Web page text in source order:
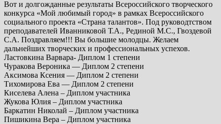
Вот и долгожданные результаты Всероссийского творческого
конкурса «Мой любимый город» в рамках Всероссийского
социального проекта «Страна талантов». Под руководтством
преподавателей Иванниковой Т.А., Рединой М.С., Гвоздевой
С.А. Поздравляем!!! Вы большие молодцы. Желаем
дальнейших творческих и профессиональных успехов.
Ластовкина Варвара- Диплом 1 степени
Чуракова Вероника — Диплом 2 степени
Аксимова Ксения — Диплом 2 степени
Тихомирова Ева — Диплом 2 степени
Киселева Алена – Диплом участника
Жукова Юлия – Диплом участника
Баркатин Николай – Диплом участника
Пишикина Вера – Диплом участника